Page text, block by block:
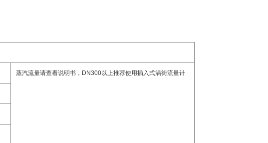
蒸汽流量请查看说明书， DN300以上推荐使用插入式涡街流量计